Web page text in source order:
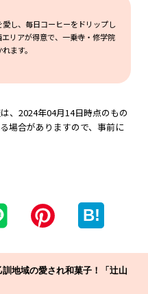
し、毎日コーヒーをドリップし
リアが得意で、一乗寺・修学院
ます。
、2024年04月14日時点のもの
場合がありますので、事前に
B!
訓地域の愛され和菓子！「辻山